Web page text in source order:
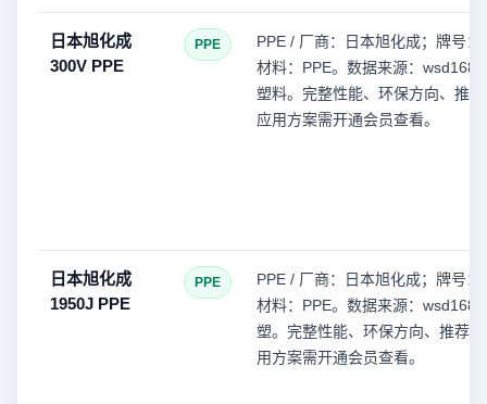
日本旭化成
300V PPE
PPE
PPE / 厂商：日本旭化成；牌号：
材料：PPE。数据来源：wsd168(
塑料。完整性能、环保方向、推
应用方案需开通会员查看。
日本旭化成
1950J PPE
PPE
PPE / 厂商：日本旭化成；牌号：
材料：PPE。数据来源：wsd168(
塑。完整性能、环保方向、推荐
用方案需开通会员查看。